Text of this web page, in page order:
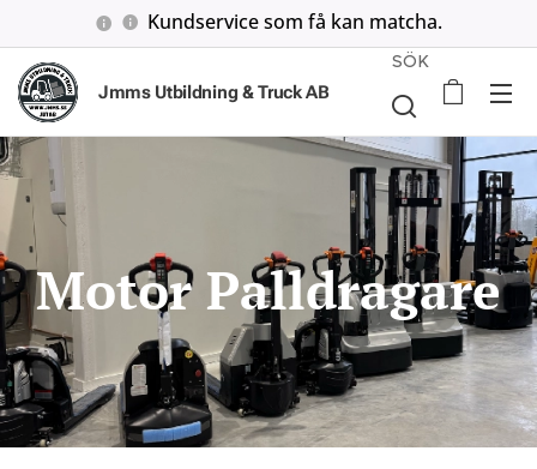
Kundservice som få kan matcha.
Jmms Utbildning & Truck AB
SÖK
Motor Palldragare